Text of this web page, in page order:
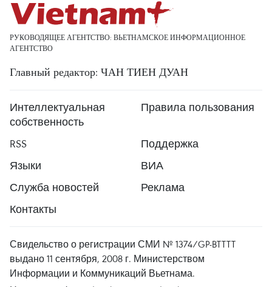
РУКОВОДЯЩЕЕ АГЕНТСТВО: ВЬЕТНАМСКОЕ ИНФОРМАЦИОННОЕ
АГЕНТСТВО
Главный редактор: ЧАН ТИЕН ДУАН
Интеллектуальная
собственность
Правила пользования
RSS
Поддержка
Языки
ВИА
Служба новостей
Реклама
Контакты
Свидельство о регистрации СМИ № 1374/GP-BTTTT
выдано 11 сентября, 2008 г. Министерством
Информации и Коммуникаций Вьетнама.